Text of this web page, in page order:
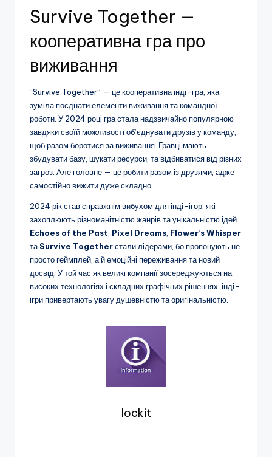
Survive Together —
кооперативна гра про
виживання
“Survive Together” — це кооперативна інді-гра, яка
зуміла поєднати елементи виживання та командної
роботи. У 2024 році гра стала надзвичайно популярною
завдяки своїй можливості об’єднувати друзів у команду,
щоб разом боротися за виживання. Гравці мають
збудувати базу, шукати ресурси, та відбиватися від різних
загроз. Але головне — це робити разом із друзями, адже
самостійно вижити дуже складно.
2024 рік став справжнім вибухом для інді-ігор, які
захоплюють різноманітністю жанрів та унікальністю ідей.
Echoes of the Past Pixel Dreams Flower’s Whisper
та Survive Togetherстали лідерами, бо пропонують не
просто геймплей, а й емоційні переживання та новий
досвід. У той час як великі компанії зосереджуються на
високих технологіях і складних графічних рішеннях, інді-
ігри привертають увагу душевністю та оригінальністю.
lockit